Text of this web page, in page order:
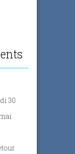
30